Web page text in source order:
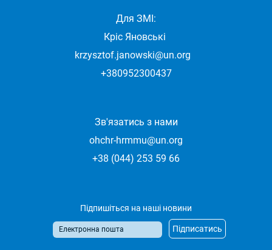
Для ЗМІ:
Кріс Яновські
krzysztof.janowski@un.org
+380952300437
Зв'язатись з нами
ohchr-hrmmu@un.org
+38 (044) 253 59 66
Підпишіться на наші новини